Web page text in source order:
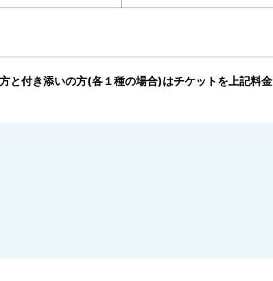
と付き添いの方(各１種の場合)はチケットを上記料金